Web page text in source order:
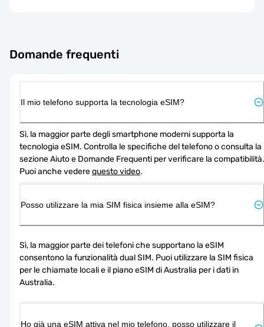
Domande frequenti
Il mio telefono supporta la tecnologia eSIM?
Sì, la maggior parte degli smartphone moderni supporta la
tecnologia eSIM. Controlla le specifiche del telefono o consulta la
sezione Aiuto e Domande Frequenti per verificare la compatibilità.
Puoi anche vedere questo video.
Posso utilizzare la mia SIM fisica insieme alla eSIM?
Sì, la maggior parte dei telefoni che supportano la eSIM
consentono la funzionalità dual SIM. Puoi utilizzare la SIM fisica
per le chiamate locali e il piano eSIM di Australia per i dati in
Australia.
Ho già una eSIM attiva nel mio telefono, posso utilizzare il